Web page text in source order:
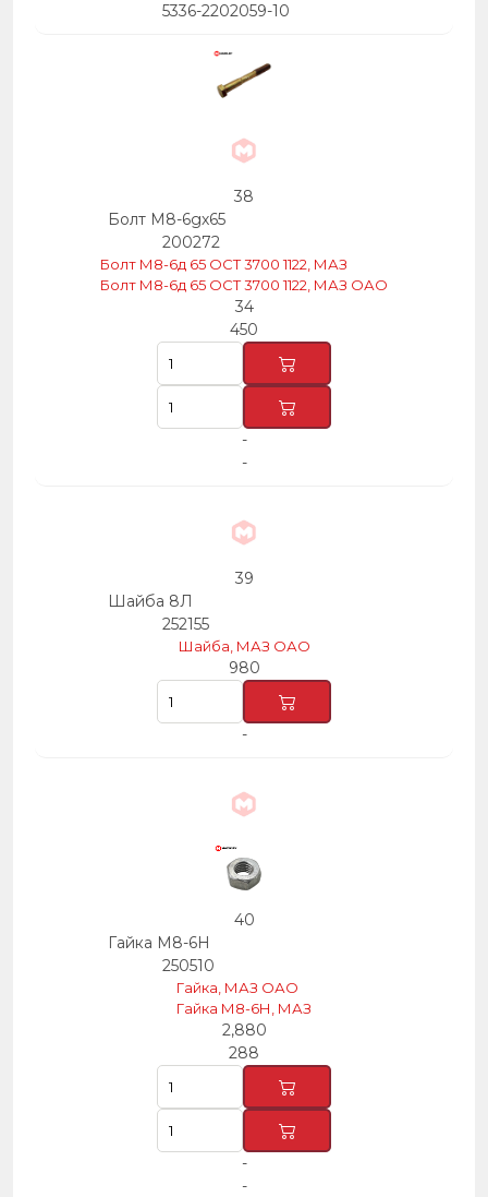
5336-2202059-10
38
Болт М8-6gх65
200272
Болт М8-6д 65 ОСТ 3700 1122, МАЗ
Болт М8-6д 65 ОСТ 3700 1122, МАЗ ОАО
34
450
-
-
39
Шайба 8Л
252155
Шайба, МАЗ ОАО
980
-
40
Гайка М8-6Н
250510
Гайка, МАЗ ОАО
Гайка М8-6Н, МАЗ
2,880
288
-
-